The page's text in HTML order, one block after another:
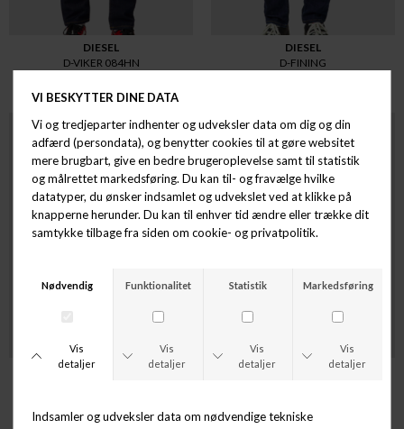
DIESEL
D-VIKER 084HN
DIESEL
D-FINING
DIESEL
D-STRUKT
D-STRUKT